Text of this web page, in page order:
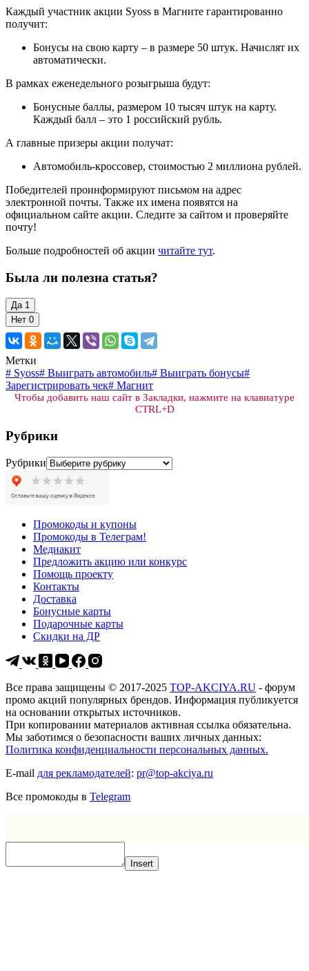
Каждый участник акции Syoss в Магните гарантированно
получит:
Бонусы на свою карту – в размере 50 штук. Начислят их
автоматически.
В рамках еженедельного розыгрыша будут:
Бонусные баллы, размером 10 тысяч штук на карту.
Каждый балл – это 1 российский рубль.
А главные призеры акции получат:
Автомобиль-кроссовер, стоимостью 2 миллиона рублей.
Победителей проинформируют письмом на адрес
электронной почты. Также их имена появятся на
официальном сайте акции. Следите за сайтом и проверяйте
почту!
Больше подробностей об акции читайте тут.
Была ли полезна статья?
Да 1
Нет 0
Метки
# Syoss# Выиграть автомобиль# Выиграть бонусы#
Зарегистрировать чек# Магнит
Чтобы добавить наш сайт в Закладки, нажмите на клавиатуре
CTRL+D
Рубрики
Рубрики
Промокоды и купоны
Промокоды в Телеграм!
Медиакит
Предложить акцию или конкурс
Помощь проекту
Контакты
Доставка
Бонусные карты
Подарочные карты
Скидки на ДР
Все права защищены © 2017-2025 TOP-AKCIYA.RU - форум
промо акций популярных брендов. Информация публикуется
на основании открытых источников.
При копировании материалов активная ссылка обязательна.
Мы заботимся о безопасности ваших личных данных:
Политика конфиденциальности персональных данных.
E-mail для рекламодателей: pr@top-akciya.ru
Все промокоды в Telegram
Insert